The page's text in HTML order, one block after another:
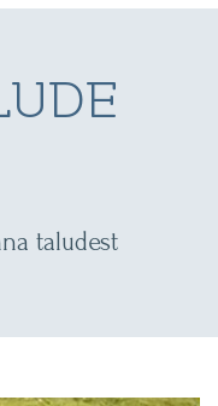
taludest